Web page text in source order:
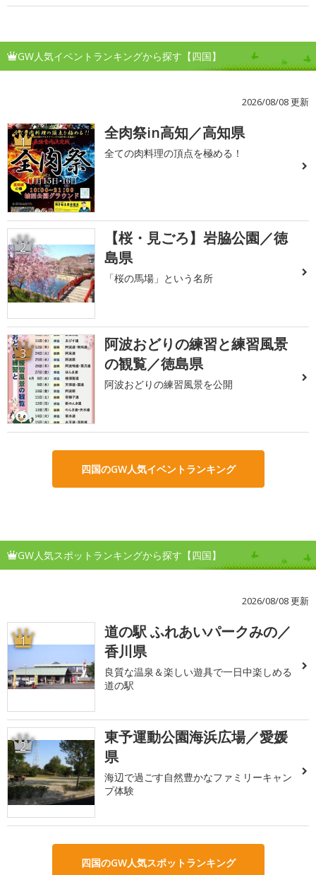
GW人気イベントランキングから探す【四国】
2026/08/08 更新
1 全肉祭in高知／高知県
全ての肉料理の頂点を極める！
2
【桜・見ごろ】岩脇公園／徳
島県
「桜の馬場」という名所
3
阿波おどりの練習と練習風景
の観覧／徳島県
阿波おどりの練習風景を公開
四国のGW人気イベントランキング
GW人気スポットランキングから探す【四国】
2026/08/08 更新
1
道の駅 ふれあいパークみの／
香川県
良質な温泉＆楽しい遊具で一日中楽しめる
道の駅
2
東予運動公園海浜広場／愛媛
県
海辺で過ごす自然豊かなファミリーキャン
プ体験
四国のGW人気スポットランキング